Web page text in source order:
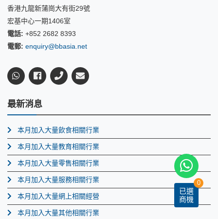
香港九龍新蒲崗大有街29號
宏基中心一期1406室
電話: +852 2682 8393
電郵: enquiry@bbasia.net
最新消息
本月加入大量飲食相關行業
本月加入大量教育相關行業
本月加入大量零售相關行業
本月加入大量服務相關行業
本月加入大量網上相關經營
本月加入大量其他相關行業
已選
商機
0